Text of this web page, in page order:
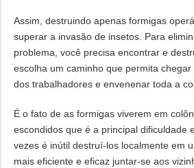
Assim, destruindo apenas formigas
superar a invasão de insetos. Para
problema, você precisa encontrar e
escolha um caminho que permita
dos trabalhadores e envenenar toda a
É o fato de as formigas viverem em
escondidos que é a principal dificuldade
vezes é inútil destruí-los localmente em
mais eficiente e eficaz juntar-se aos